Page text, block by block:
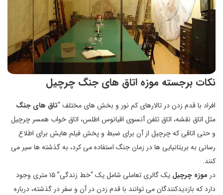
نکات برجسته موزه اتاق های جنگ چرچیل
افراد با قدم زدن در تالارهای کم نور و بخش های مختلف “تاق های جنگ
مثل اتاق نقشه، اتاق تلفن آنسوی اقیانوس اطلس، اتاق خواب همسر چرچیل
و حتی اتاقی که چرچیل از آن برای ضبط و پخش فیلم هایش برای اطلاع
رسانی به بریتانیایی ها در زمان جنگ استفاده می کرد، به گذشته ها سیر می
کنند.
در موزه چرچیل
یک گالری تعاملی شامل یک “خط زندگی” ۱۵ متری وجود
دارد که بازدیدکنندگان می توانند با قدم زدن در آن و سفر در گذشته، درباره